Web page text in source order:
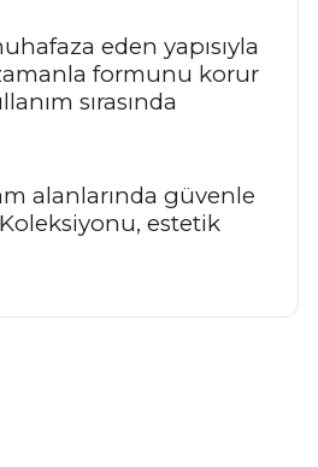
eden yapısıyla
formunu korur
sırasında
alanlarında güvenle
estetik